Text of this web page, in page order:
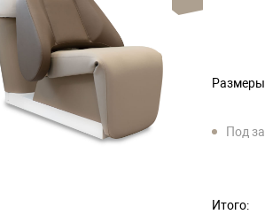
Под
Итого: